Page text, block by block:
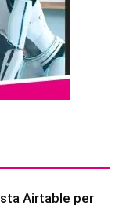
Airtable per